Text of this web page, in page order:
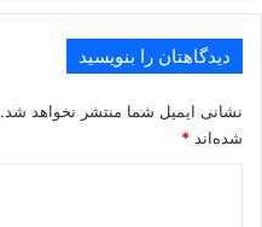
دیدگاهتان را بنویسید
نشانی ایمیل شما منتشر نخواهد شد.
شده‌اند *